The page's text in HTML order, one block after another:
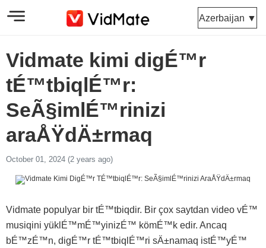
Azerbaijan ▼
Vidmate kimi digÉ™r
tÉ™tbiqlÉ™r:
SeÃ§imlÉ™rinizi
araÅŸdÄ±rmaq
October 01, 2024 (2 years ago)
Vidmate populyar bir tÉ™tbiqdir. Bir çox saytdan video vÉ™
musiqini yüklÉ™mÉ™yinizÉ™ kömÉ™k edir. Ancaq
bÉ™zÉ™n, digÉ™r tÉ™tbiqlÉ™ri sÄ±namaq istÉ™yÉ™